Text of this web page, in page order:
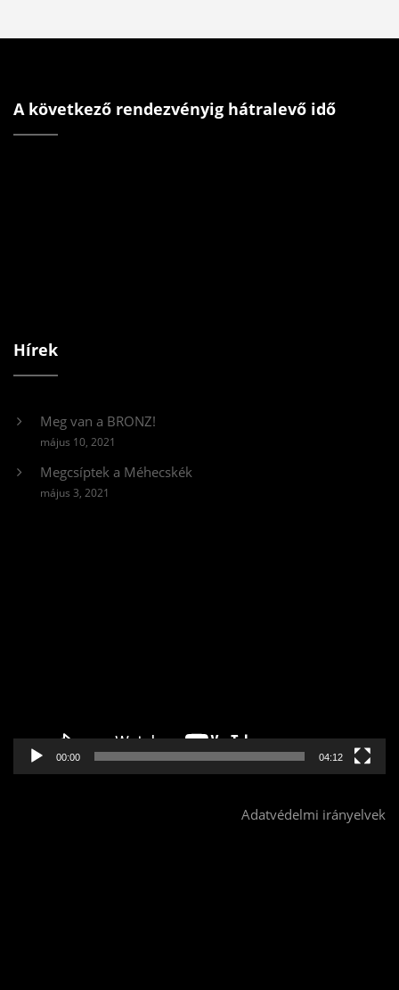
A következő rendezvényig hátralevő idő
Hírek
Meg van a BRONZ!
május 10, 2021
Megcsíptek a Méhecskék
május 3, 2021
00:00 04:12
Adatvédelmi irányelvek